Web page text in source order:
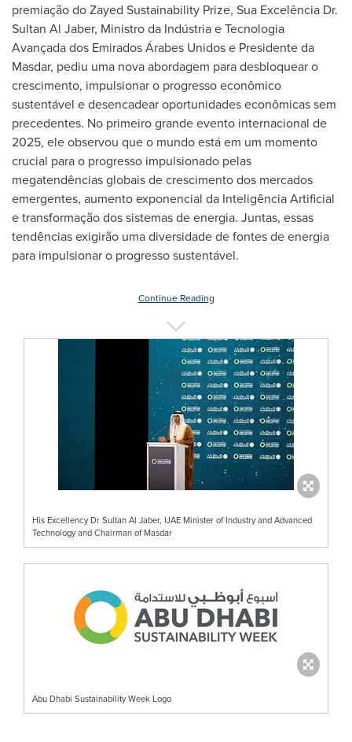
premiação do Zayed Sustainability Prize, Sua Excelência Dr.
Sultan Al Jaber, Ministro da Indústria e Tecnologia
Avançada dos Emirados Árabes Unidos e Presidente da
Masdar, pediu uma nova abordagem para desbloquear o
crescimento, impulsionar o progresso econômico
sustentável e desencadear oportunidades econômicas sem
precedentes. No primeiro grande evento internacional de
2025, ele observou que o mundo está em um momento
crucial para o progresso impulsionado pelas
megatendências globais de crescimento dos mercados
emergentes, aumento exponencial da Inteligência Artificial
e transformação dos sistemas de energia. Juntas, essas
tendências exigirão uma diversidade de fontes de energia
para impulsionar o progresso sustentável.
Continue Reading
His Excellency Dr Sultan Al Jaber, UAE Minister of Industry and Advanced
Technology and Chairman of Masdar
Abu Dhabi Sustainability Week Logo